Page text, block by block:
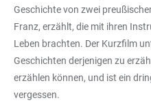
Geschichte von zwei
Franz, erzählt, die mit ihren
Leben brachten. Der Kurzfilm
Geschichten derjenigen zu
erzählen können, und ist ein
vergessen.